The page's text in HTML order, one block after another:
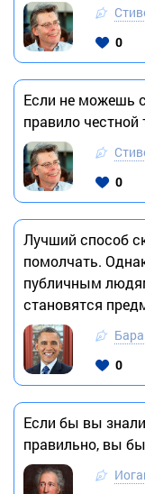
0
Если не можешь
правило честной
0
Лучший способ
помолчать.
публичным
становятся
0
Если бы вы
правильно, вы